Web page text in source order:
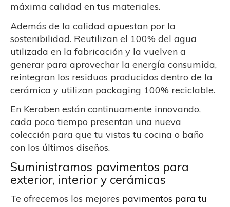
máxima calidad en tus materiales.
Además de la calidad apuestan por la
sostenibilidad. Reutilizan el 100% del agua
utilizada en la fabricación y la vuelven a
generar para aprovechar la energía consumida,
reintegran los residuos producidos dentro de la
cerámica y utilizan packaging 100% reciclable.
En Keraben están continuamente innovando,
cada poco tiempo presentan una nueva
colección para que tu vistas tu cocina o baño
con los últimos diseños.
Suministramos pavimentos para
exterior, interior y cerámicas
Te ofrecemos los mejores pavimentos para tu